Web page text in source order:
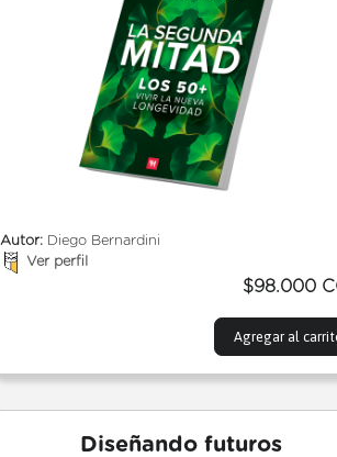
Autor: Diego Bernardini
Ver perfil
$98.000
Agregar al
Diseñando futuros